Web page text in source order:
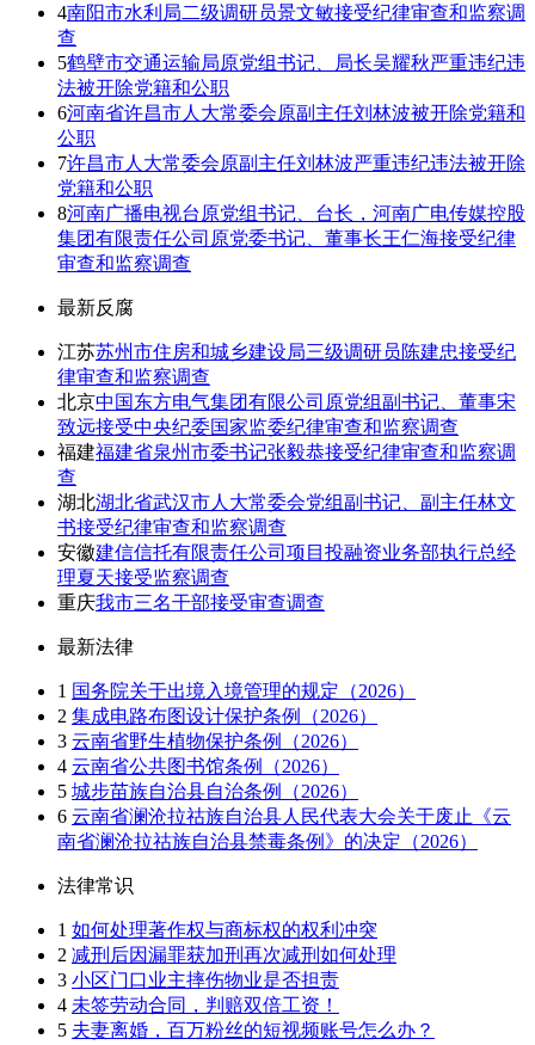
4南阳市水利局二级调研员景文敏接受纪律审查和监察调
查
5鹤壁市交通运输局原党组书记、局长吴耀秋严重违纪违
法被开除党籍和公职
6河南省许昌市人大常委会原副主任刘林波被开除党籍和
公职
7许昌市人大常委会原副主任刘林波严重违纪违法被开除
党籍和公职
8河南广播电视台原党组书记、台长，河南广电传媒控股
集团有限责任公司原党委书记、董事长王仁海接受纪律
审查和监察调查
最新反腐
江苏苏州市住房和城乡建设局三级调研员陈建忠接受纪
律审查和监察调查
北京中国东方电气集团有限公司原党组副书记、董事宋
致远接受中央纪委国家监委纪律审查和监察调查
福建福建省泉州市委书记张毅恭接受纪律审查和监察调
查
湖北湖北省武汉市人大常委会党组副书记、副主任林文
书接受纪律审查和监察调查
安徽建信信托有限责任公司项目投融资业务部执行总经
理夏天接受监察调查
重庆我市三名干部接受审查调查
最新法律
1 国务院关于出境入境管理的规定（2026）
2 集成电路布图设计保护条例（2026）
3 云南省野生植物保护条例（2026）
4 云南省公共图书馆条例（2026）
5 城步苗族自治县自治条例（2026）
6 云南省澜沧拉祜族自治县人民代表大会关于废止《云
南省澜沧拉祜族自治县禁毒条例》的决定（2026）
法律常识
1 如何处理著作权与商标权的权利冲突
2 减刑后因漏罪获加刑再次减刑如何处理
3 小区门口业主摔伤物业是否担责
4 未签劳动合同，判赔双倍工资！
5 夫妻离婚，百万粉丝的短视频账号怎么办？